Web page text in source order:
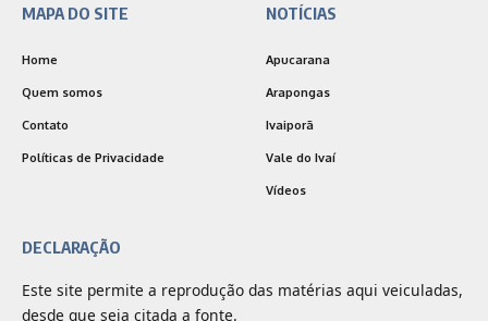
MAPA DO SITE
Home
Quem somos
Contato
Políticas de Privacidade
NOTÍCIAS
Apucarana
Arapongas
Ivaiporã
Vale do Ivaí
Vídeos
DECLARAÇÃO
Este site permite a reprodução das matérias aqui veiculadas,
desde que seja citada a fonte.